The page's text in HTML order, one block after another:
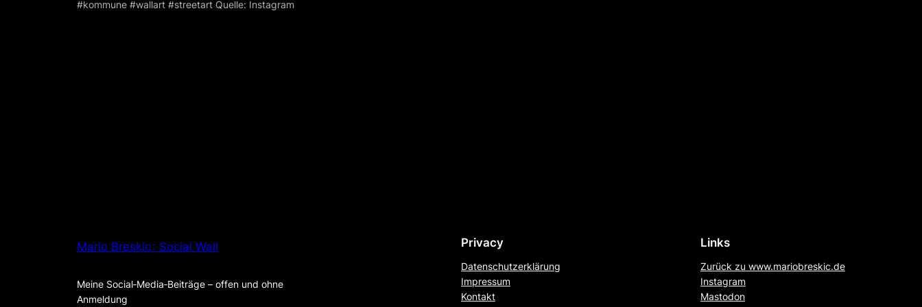
#kommune #wallart #streetart Quelle: Instagram
Mario Breskic : Social Wall
Meine Social‑Media‑Beiträge – offen und ohne
Anmeldung
Privacy
Datenschutzerklärung
Impressum
Kontakt
Links
Zurück zu www.mariobreskic.de
Instagram
Mastodon